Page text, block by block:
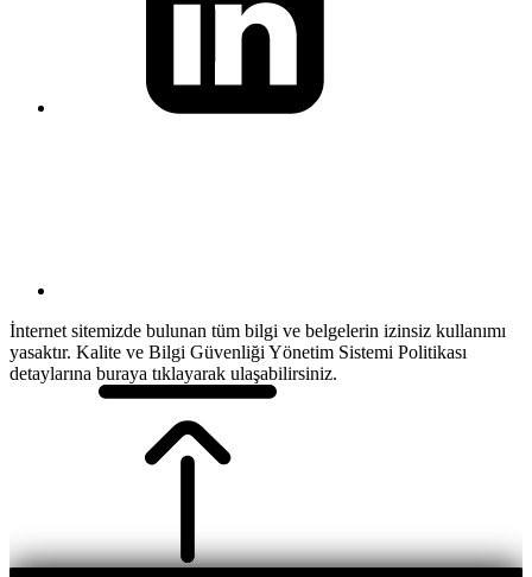
İnternet sitemizde bulunan tüm bilgi ve belgelerin izinsiz kullanımı
yasaktır. Kalite ve Bilgi Güvenliği Yönetim Sistemi Politikası
detaylarına buraya tıklayarak ulaşabilirsiniz.